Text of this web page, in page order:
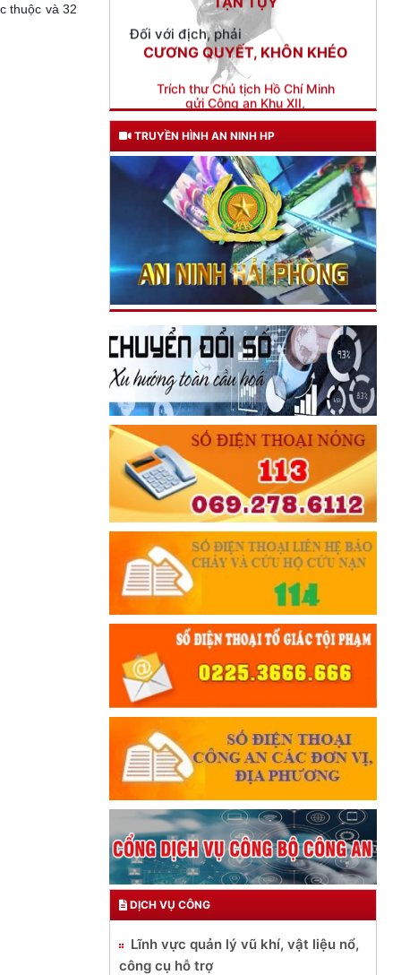
thuộc và 32
ngày 11 tháng 3 năm 1948.
TRUYỀN HÌNH AN NINH HP
DỊCH VỤ CÔNG
Lĩnh vực quản lý vũ khí, vật liệu nổ,
công cụ hỗ trợ